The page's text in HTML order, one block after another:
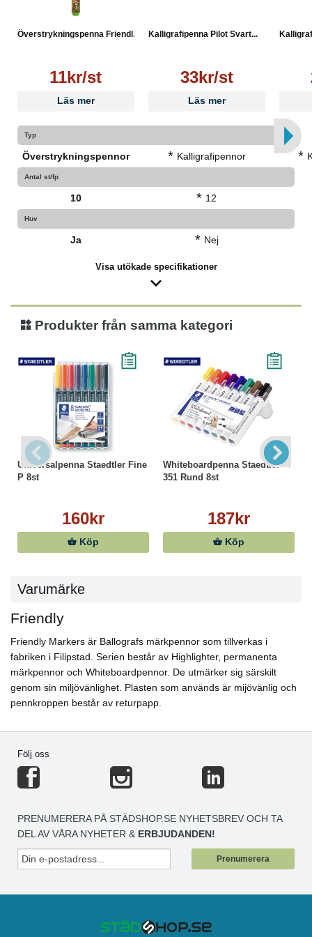
Överstrykningspenna Friendl...
11kr/st
Läs mer
Kalligrafipenna Pilot Svart...
33kr/st
Läs mer
Typ
Överstrykningspennor * Kalligrafipennor *
Antal st/fp
10 * 12
Huv
Ja * Nej
Visa utökade specifikationer
Produkter från samma kategori
Universalpenna Staedtler Fine
P 8st
160kr
Köp
Whiteboardpenna Staedtler
351 Rund 8st
187kr
Köp
Varumärke
Friendly
Friendly Markers är Ballografs märkpennor som tillverkas i
fabriken i Filipstad. Serien består av Highlighter, permanenta
märkpennor och Whiteboardpennor. De utmärker sig särskilt
genom sin miljövänlighet. Plasten som används är mijövänlig och
pennkroppen består av returpapp.
Följ oss
PRENUMERERA PÅ STÄDSHOP.SE NYHETSBREV OCH TA
DEL AV VÅRA NYHETER & ERBJUDANDEN!
Prenumerera